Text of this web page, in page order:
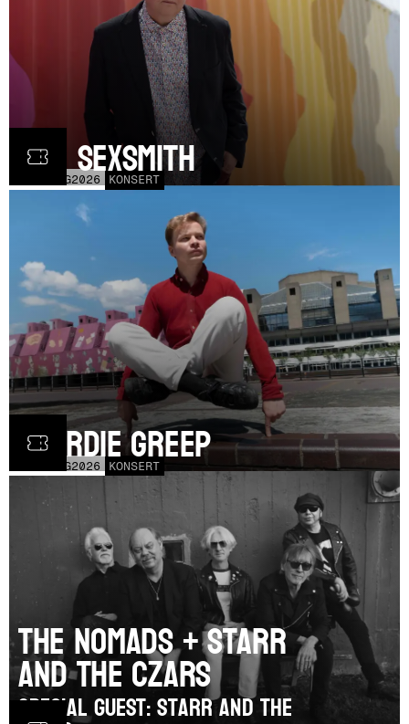
AUG2026 KONSERT
Ron Sexsmith
AUG2026 KONSERT
Geordie Greep
The Nomads + Starr
and the Czars
SPECIAL GUEST: Starr and the